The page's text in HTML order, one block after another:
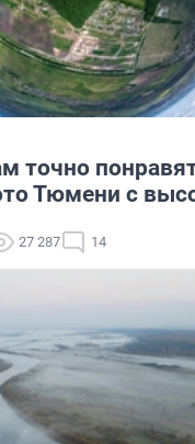
точно
Тюмени с
27 287 14